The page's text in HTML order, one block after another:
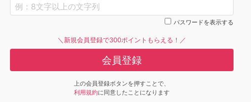
パスワードを表示する
＼新規会員登録で300ポイントもらえる！／
会員登録
上の会員登録ボタンを押すことで、
利用規約に同意したことになります